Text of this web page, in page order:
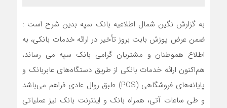
به گزارش نگین شمال اطلاعیه بانک سپه بدین شرح است :
ضمن عرض پوزش بابت بروز تأخیر در ارائه خدمات بانکی، به
اطلاع هموطنان و مشتریان گرامی بانک سپه می رساند،
هم‌اکنون ارائه خدمات بانکی از طریق دستگاه‌های عابربانک و
پایانه‌های فروشگاهی (POS) طبق روال عادی فراهم می‌باشد
و طی ساعات آتی، همراه بانک و اینترنت بانک نیز عملیاتی